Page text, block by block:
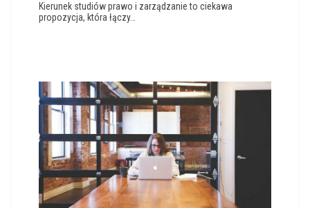
Kierunek studiów prawo i zarządzanie to ciekawa
propozycja, która łączy…